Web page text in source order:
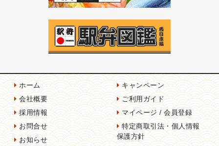
ホーム
会社概要
採用情報
お問合せ
お知らせ
キャンペーン
ご利用ガイド
マイページ / 会員登録
特定商取引法・個人情報
保護方針